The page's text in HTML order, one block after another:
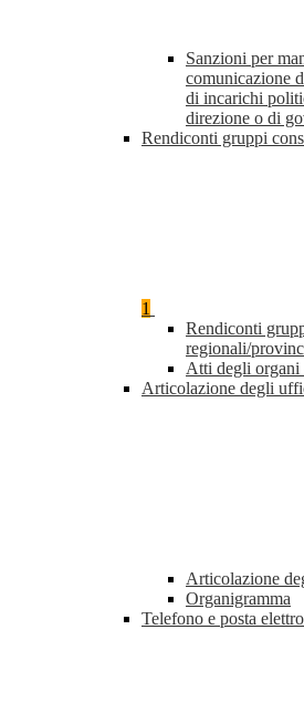
Sanzioni per
comunicazione
di incarichi
direzione o di
Rendiconti gruppi
1
Rendiconti
regionali/
Atti degli
Articolazione degli
Articolazione
Organigramma
Telefono e posta